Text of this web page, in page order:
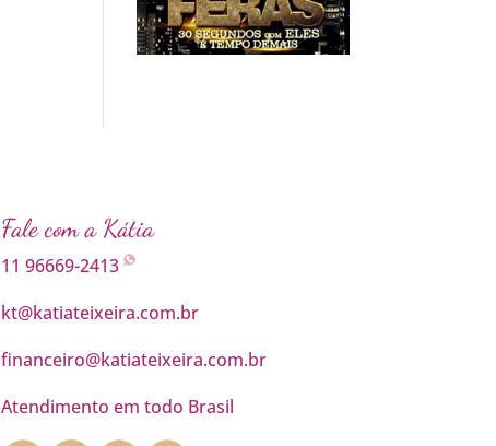
Fale com a Kátia
11 96669-2413
kt@katiateixeira.com.br
financeiro@katiateixeira.com.br
Atendimento em todo Brasil